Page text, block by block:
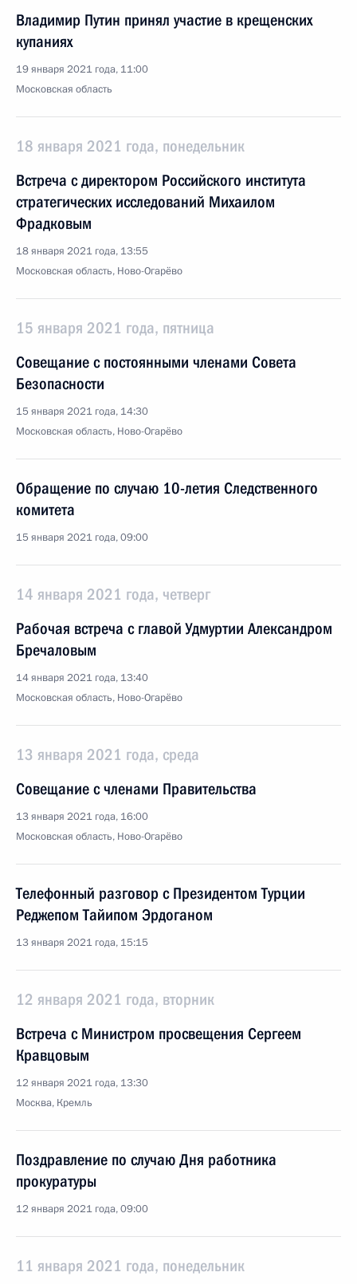
Владимир Путин принял участие в крещенских
купаниях
19 января 2021 года, 11:00
Московская область
18 января 2021 года, понедельник
Встреча с директором Российского института
стратегических исследований Михаилом
Фрадковым
18 января 2021 года, 13:55
Московская область, Ново-Огарёво
15 января 2021 года, пятница
Совещание с постоянными членами Совета
Безопасности
15 января 2021 года, 14:30
Московская область, Ново-Огарёво
Обращение по случаю 10-летия Следственного
комитета
15 января 2021 года, 09:00
14 января 2021 года, четверг
Рабочая встреча с главой Удмуртии Александром
Бречаловым
14 января 2021 года, 13:40
Московская область, Ново-Огарёво
13 января 2021 года, среда
Совещание с членами Правительства
13 января 2021 года, 16:00
Московская область, Ново-Огарёво
Телефонный разговор с Президентом Турции
Реджепом Тайипом Эрдоганом
13 января 2021 года, 15:15
12 января 2021 года, вторник
Встреча с Министром просвещения Сергеем
Кравцовым
12 января 2021 года, 13:30
Москва, Кремль
Поздравление по случаю Дня работника
прокуратуры
12 января 2021 года, 09:00
11 января 2021 года, понедельник